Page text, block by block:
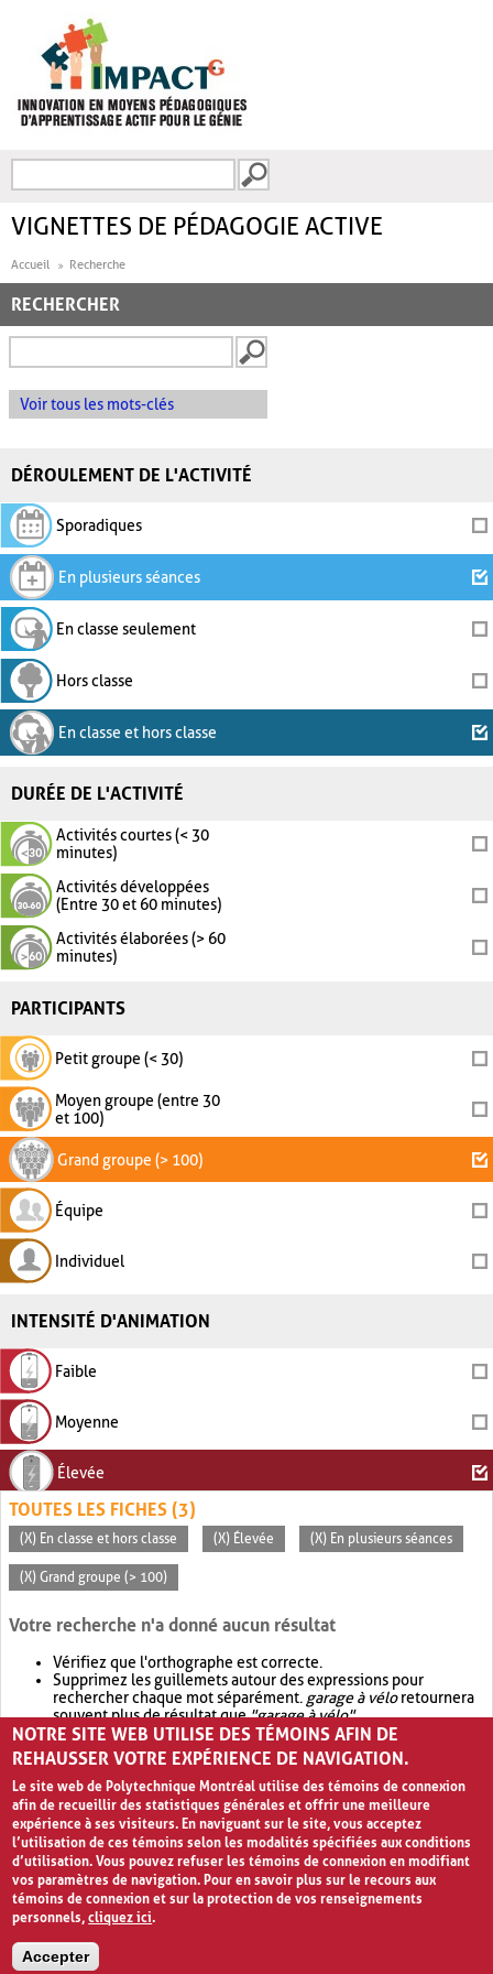
FORMULAIRE DE
VIGNETTES DE PÉDAGOGIE ACTIVE
Accueil Recherche
RECHERCHER
Voir tous les mots-clés
DÉROULEMENT DE L'ACTIVITÉ
Sporadiques
En plusieurs séances
En classe seulement
Hors classe
En classe et hors classe
DURÉE DE L'ACTIVITÉ
Activités courtes (< 30
minutes)
Activités développées
(Entre 30 et 60 minutes)
Activités élaborées (> 60
minutes)
PARTICIPANTS
Petit groupe (< 30)
Moyen groupe (entre 30
et 100)
Grand groupe (> 100)
Équipe
Individuel
INTENSITÉ D'ANIMATION
Faible
Moyenne
Élevée
TOUTES LES FICHES (3)
(X) En classe et hors classe (X) Élevée (X) En plusieurs séances
(X) Grand groupe (> 100)
Votre recherche n'a donné aucun résultat
Vérifiez que l'orthographe est correcte.
Supprimez les guillemets autour des expressions pour
rechercher chaque mot séparément. garage à véloretournera
souvent plus de résultat que"garage à vélo".
Envisagez d'élargir votre recherche avec OR.garage OR vélo
retournera souvent plus de résultat quegarage à vélo
NOTRE SITE WEB UTILISE DES TÉMOINS AFIN DE
REHAUSSER VOTRE EXPÉRIENCE DE NAVIGATION.
Le site web de Polytechnique Montréal utilise des témoins de connexion
afin de recueillir des statistiques générales et offrir une meilleure
expérience à ses visiteurs. En naviguant sur le site, vous acceptez
l’utilisation de ces témoins selon les modalités spécifiées aux conditions
d’utilisation. Vous pouvez refuser les témoins de connexion en modifiant
vos paramètres de navigation. Pour en savoir plus sur le recours aux
témoins de connexion et sur la protection de vos renseignements
personnels,cliquez ici.
Accepter